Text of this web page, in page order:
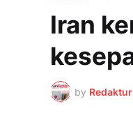
Iran
by Redaktur